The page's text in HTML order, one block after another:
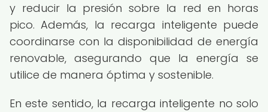
y reducir la presión sobre la red en horas
pico. Además, la recarga inteligente puede
coordinarse con la disponibilidad de energía
renovable, asegurando que la energía se
utilice de manera óptima y sostenible.
En este sentido, la recarga inteligente no solo